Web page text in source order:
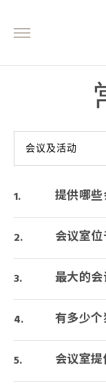
会议及活动
提供哪些
会议室位
最大的
有多少个
会议室